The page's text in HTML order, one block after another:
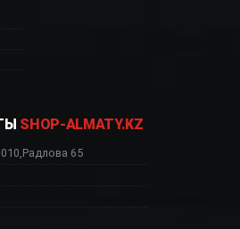
SHOP-ALMATY.KZ
,Радлова 65